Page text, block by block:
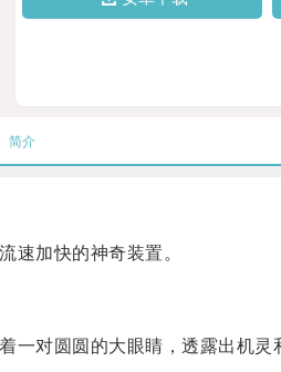
简介
加快的神奇装置。
对圆圆的大眼睛，透露出机灵